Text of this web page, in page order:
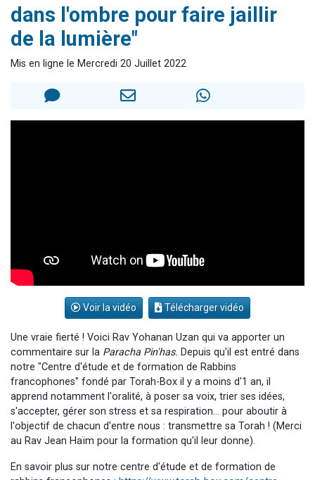
Il reste 49 places pour étudier en groupe sur Zoom
dans l'ombre pour faire jaillir
de la lumière"
Mis en ligne le Mercredi 20 Juillet 2022
Voir la vidéo Télécharger vidéo
Une vraie fierté ! Voici Rav Yohanan Uzan qui va apporter un
commentaire sur la Paracha Pin'has. Depuis qu'il est entré dans
notre "Centre d'étude et de formation de Rabbins
francophones" fondé par Torah-Box il y a moins d'1 an, il
apprend notamment l'oralité, à poser sa voix, trier ses idées,
s'accepter, gérer son stress et sa respiration... pour aboutir à
l'objectif de chacun d'entre nous : transmettre sa Torah ! (Merci
au Rav Jean Haïm pour la formation qu'il leur donne).
En savoir plus sur notre centre d'étude et de formation de